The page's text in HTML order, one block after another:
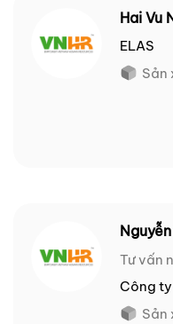
Hai Vu
ELAS
Sản
Tư vấn
Công
Sản